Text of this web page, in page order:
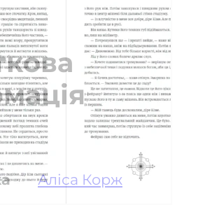
Аліса Корж